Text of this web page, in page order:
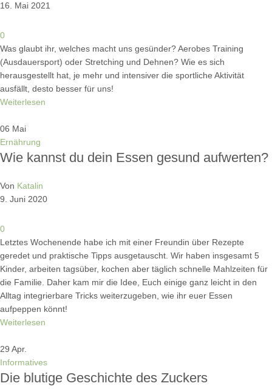
16. Mai 2021
0
Was glaubt ihr, welches macht uns gesünder? Aerobes Training
(Ausdauersport) oder Stretching und Dehnen? Wie es sich
herausgestellt hat, je mehr und intensiver die sportliche Aktivität
ausfällt, desto besser für uns!
Weiterlesen
06 Mai
Ernährung
Wie kannst du dein Essen gesund aufwerten?
Von Katalin
9. Juni 2020
0
Letztes Wochenende habe ich mit einer Freundin über Rezepte
geredet und praktische Tipps ausgetauscht. Wir haben insgesamt 5
Kinder, arbeiten tagsüber, kochen aber täglich schnelle Mahlzeiten für
die Familie. Daher kam mir die Idee, Euch einige ganz leicht in den
Alltag integrierbare Tricks weiterzugeben, wie ihr euer Essen
aufpeppen könnt!
Weiterlesen
29 Apr.
Informatives
Die blutige Geschichte des Zuckers